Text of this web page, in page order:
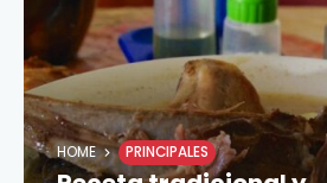
HOME PRINCIPALES